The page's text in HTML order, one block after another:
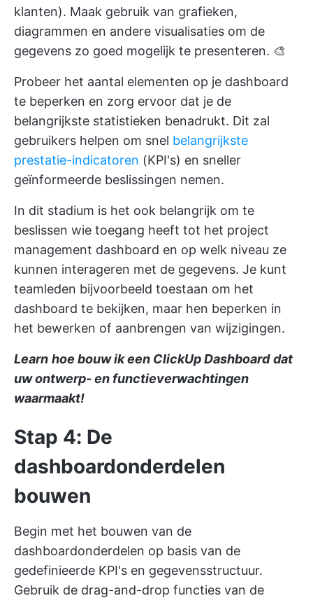
klanten). Maak gebruik van grafieken,
diagrammen en andere visualisaties om de
gegevens zo goed mogelijk te presenteren. 🎨
Probeer het aantal elementen op je dashboard
te beperken en zorg ervoor dat je de
belangrijkste statistieken benadrukt. Dit zal
gebruikers helpen om snel belangrijkste
prestatie-indicatoren (KPI's) en sneller
geïnformeerde beslissingen nemen.
In dit stadium is het ook belangrijk om te
beslissen wie toegang heeft tot het project
management dashboard en op welk niveau ze
kunnen interageren met de gegevens. Je kunt
teamleden bijvoorbeeld toestaan om het
dashboard te bekijken, maar hen beperken in
het bewerken of aanbrengen van wijzigingen.
Learn hoe bouw ik een ClickUp Dashboard dat
uw ontwerp- en functieverwachtingen
waarmaakt!
Stap 4: De
dashboardonderdelen
bouwen
Begin met het bouwen van de
dashboardonderdelen op basis van de
gedefinieerde KPI's en gegevensstructuur.
Gebruik de drag-and-drop functies van de